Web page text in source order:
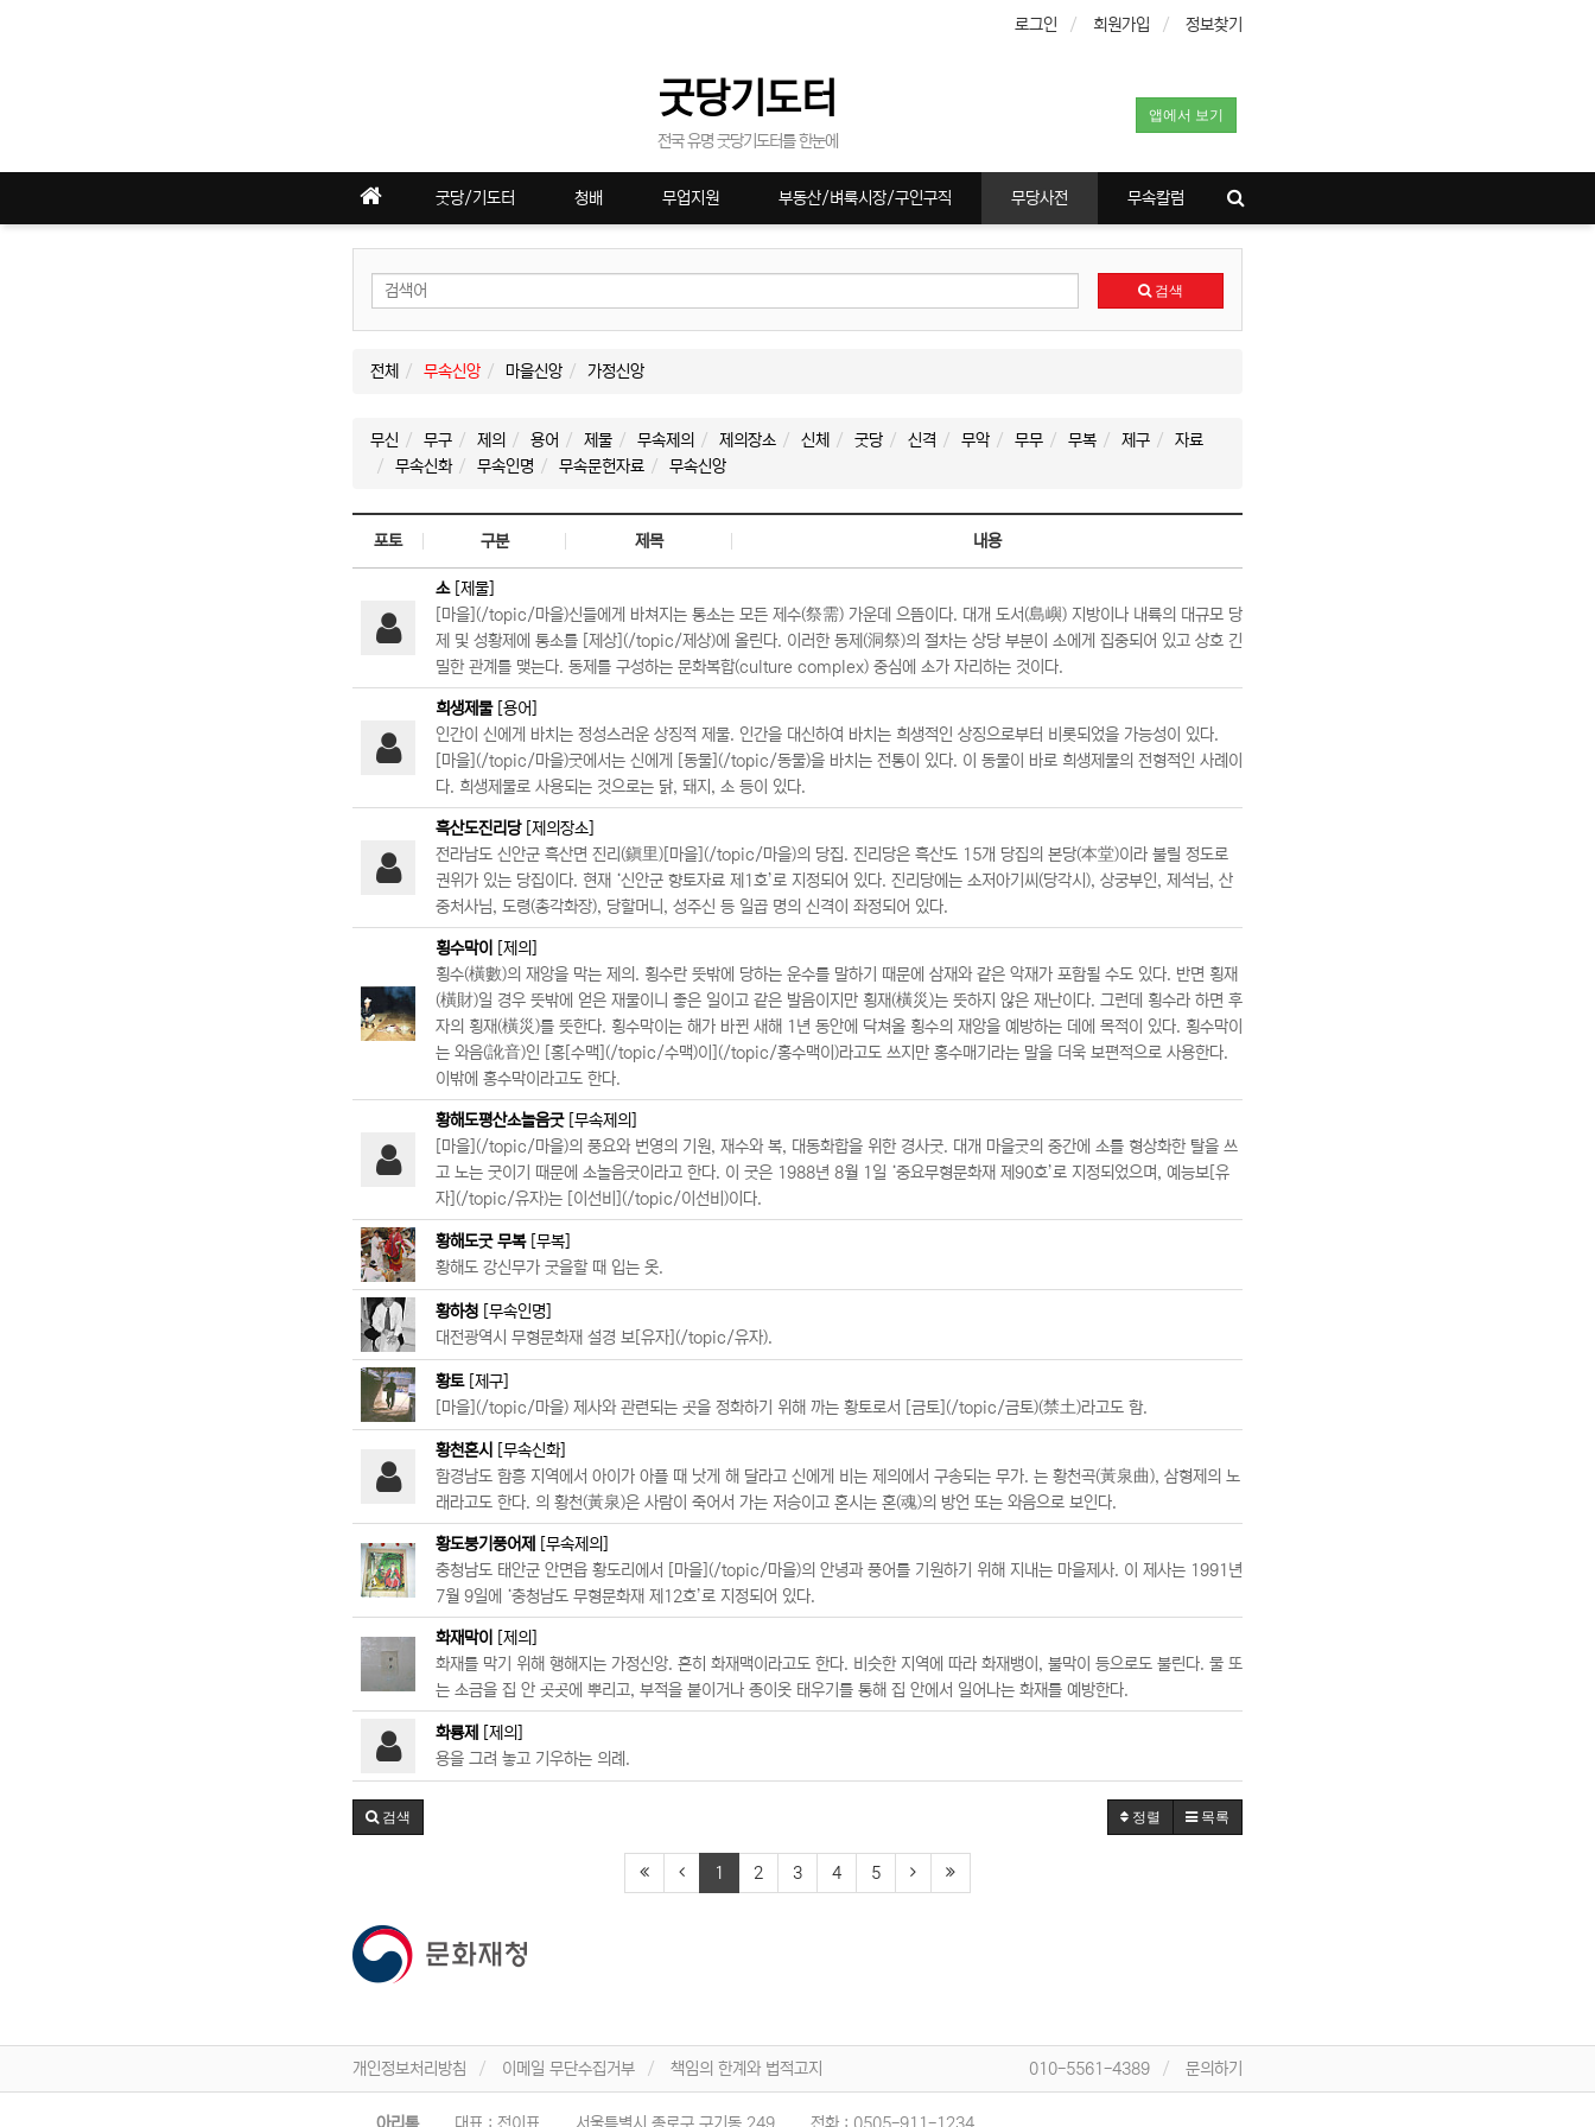
로그인 회원가입 정보찾기
굿당기도터
전국 유명 굿당기도터를 한눈에
앱에서 보기
굿당/기도터 청배 무업지원 부동산/벼룩시장/구인구직 무당사전 무속칼럼
검색
전체 무속신앙 마을신앙 가정신앙
무신 무구 제의 용어 제물 무속제의 제의장소 신체 굿당 신격 무악 무무 무복 제구
자료
무속신화
무속인명 무속문헌자료 무속신앙
포토 구분 제목 내용
소[제물]
[마을](/topic/마을)신들에게 바쳐지는 통소는 모든 제수(祭需) 가운데 으뜸이다. 대개 도서(島嶼) 지방이나 내륙의 대규모 당
제 및 성황제에 통소를 [제상](/topic/제상)에 올린다. 이러한 동제(洞祭)의 절차는 상당 부분이 소에게 집중되어 있고 상호 긴
밀한 관계를 맺는다. 동제를 구성하는 문화복합(culture complex) 중심에 소가 자리하는 것이다.
희생제물[용어]
인간이 신에게 바치는 정성스러운 상징적 제물. 인간을 대신하여 바치는 희생적인 상징으로부터 비롯되었을 가능성이 있다.
[마을](/topic/마을)굿에서는 신에게 [동물](/topic/동물)을 바치는 전통이 있다. 이 동물이 바로 희생제물의 전형적인 사례이
다. 희생제물로 사용되는 것으로는 닭, 돼지, 소 등이 있다.
흑산도진리당[제의장소]
전라남도 신안군 흑산면 진리(鎭里)[마을](/topic/마을)의 당집. 진리당은 흑산도 15개 당집의 본당(本堂)이라 불릴 정도로
권위가 있는 당집이다. 현재 ‘신안군 향토자료 제1호’로 지정되어 있다. 진리당에는 소저아기씨(당각시), 상궁부인, 제석님, 산
중처사님, 도령(총각화장), 당할머니, 성주신 등 일곱 명의 신격이 좌정되어 있다.
횡수막이
[제의]
횡수(橫數)의 재앙을 막는 제의. 횡수란 뜻밖에 당하는 운수를 말하기 때문에 삼재와 같은 악재가 포함될 수도 있다. 반면 횡재
(橫財)일 경우 뜻밖에 얻은 재물이니 좋은 일이고 같은 발음이지만 횡재(橫災)는 뜻하지 않은 재난이다. 그런데 횡수라 하면 후
자의 횡재(橫災)를 뜻한다. 횡수막이는 해가 바뀐 새해 1년 동안에 닥쳐올 횡수의 재앙을 예방하는 데에 목적이 있다. 횡수막이
는 와음(訛音)인 [홍[수맥](/topic/수맥)이](/topic/홍수맥이)라고도 쓰지만 홍수매기라는 말을 더욱 보편적으로 사용한다.
이밖에 홍수막이라고도 한다.
황해도평산소놀음굿[무속제의]
[마을](/topic/마을)의 풍요와 번영의 기원, 재수와 복, 대동화합을 위한 경사굿. 대개 마을굿의 중간에 소를 형상화한 탈을 쓰
고 노는 굿이기 때문에 소놀음굿이라고 한다. 이 굿은 1988년 8월 1일 ‘중요무형문화재 제90호’로 지정되었으며, 예능보[유
자](/topic/유자)는 [이선비](/topic/이선비)이다.
황해도굿 무복[무복]
황해도 강신무가 굿을할 때 입는 옷.
황하청 [무속인명]
대전광역시 무형문화재 설경 보[유자](/topic/유자).
황토[제구]
[마을](/topic/마을) 제사와 관련되는 곳을 정화하기 위해 까는 황토로서 [금토](/topic/금토)(禁土)라고도 함.
황천혼시
[무속신화]
함경남도 함흥 지역에서 아이가 아플 때 낫게 해 달라고 신에게 비는 제의에서 구송되는 무가. 는 황천곡(黃泉曲), 삼형제의 노
래라고도 한다. 의 황천(黃泉)은 사람이 죽어서 가는 저승이고 혼시는 혼(魂)의 방언 또는 와음으로 보인다.
황도붕기풍어제
[무속제의]
충청남도 태안군 안면읍 황도리에서 [마을](/topic/마을)의 안녕과 풍어를 기원하기 위해 지내는 마을제사. 이 제사는 1991년
7월 9일에 ‘충청남도 무형문화재 제12호’로 지정되어 있다.
화재막이
[제의]
화재를 막기 위해 행해지는 가정신앙. 흔히 화재맥이라고도 한다. 비슷한 지역에 따라 화재뱅이, 불막이 등으로도 불린다. 물 또
는 소금을 집 안 곳곳에 뿌리고, 부적을 붙이거나 종이옷 태우기를 통해 집 안에서 일어나는 화재를 예방한다.
화룡제
[제의]
용을 그려 놓고 기우하는 의례.
정렬 목록
검색
1 2 3 4 5
개인정보처리방침 이메일 무단수집거부 책임의 한계와 법적고지 010-5561-4389 문의하기